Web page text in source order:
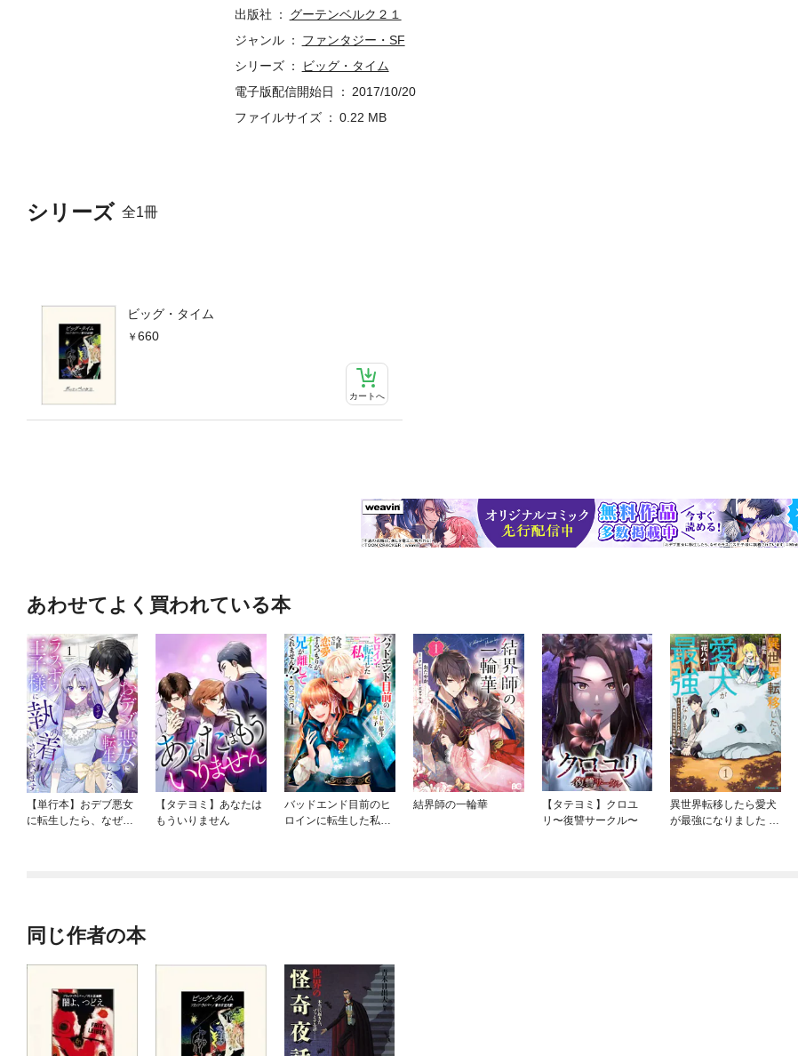
シリーズ 全1冊
ビッグ・タイム
660
カートへ
出版社
グーテンベルク２１
ジャンル
ファンタジー・SF
シリーズ
ビッグ・タイム
電子版配信開始日
2017/10/20
ファイルサイズ
0.22 MB
あわせてよく買われている本
【単行本】おデブ悪女
に転生したら、なぜか
【タテヨミ】あなたは
もういりません
バッドエンド目前のヒ
ロインに転生した私、
結界師の一輪華
【タテヨミ】クロユ
リ〜復讐サークル〜
異世界転移したら愛犬
が最強になりました ～
同じ作者の本